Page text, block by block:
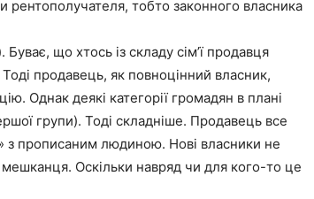
рентополучателя, тобто законного власника
що хтось із складу сім’ї продавця
продавець, як повноцінний власник,
Однак деякі категорії громадян в плані
групи). Тоді складніше. Продавець все
з прописаним людиною. Нові власники не
Оскільки навряд чи для кого-то це